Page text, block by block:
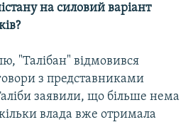
на силовий варіант
"Талібан" відмовився
з представниками
заявили, що більше нема
влада вже отримала